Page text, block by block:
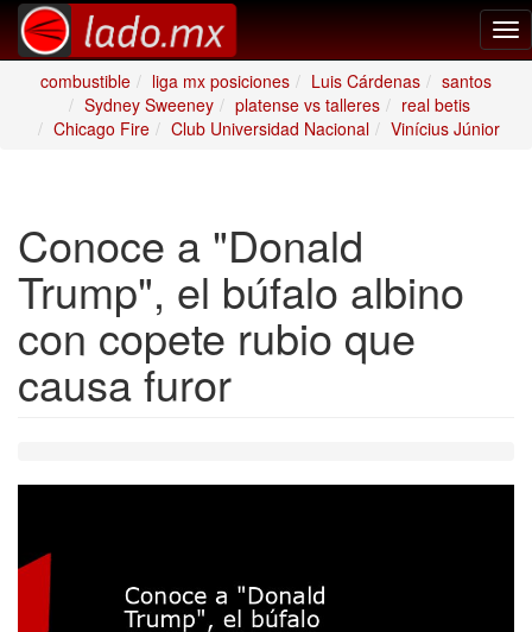
combustible
liga mx posiciones Luis Cárdenas
santos
Sydney Sweeney
platense vs talleres
real betis
Chicago Fire
Club Universidad Nacional Vinícius Júnior
Conoce a "Donald
Trump", el búfalo albino
con copete rubio que
causa furor